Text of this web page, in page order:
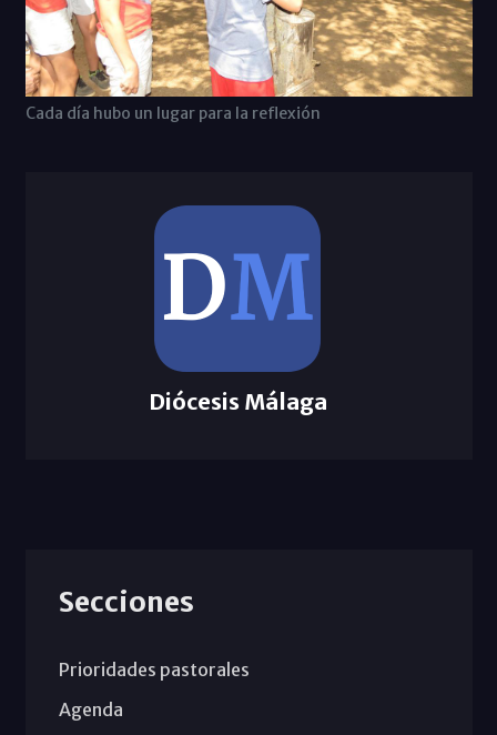
Cada día hubo un lugar para la reflexión
Diócesis Málaga
Secciones
Prioridades pastorales
Agenda